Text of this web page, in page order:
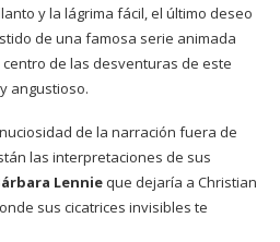
y la lágrima fácil, el último deseo
de una famosa serie animada
de las desventuras de este
angustioso.
de la narración fuera de
las interpretaciones de sus
Lennieque dejaría a Christian
sus cicatrices invisibles te